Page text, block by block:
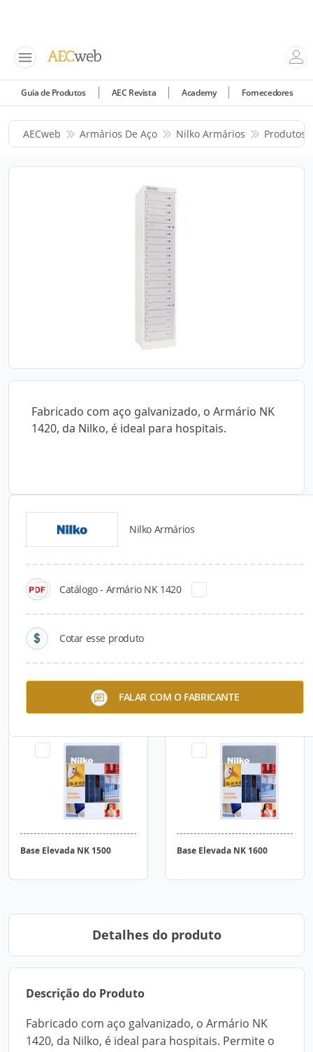
Guia de Produtos AEC Revista Academy Fornecedores
AECweb Armários De Aço Nilko Armários Produtos
Fabricado com aço galvanizado, o Armário NK
1420, da Nilko, é ideal para hospitais.
Nilko Armários
Catálogo - Armário NK 1420
Cotar esse produto
FALAR COM O FABRICANTE
Catálogos para Download
Fechamento Lateral
Base Elevada NK 1500 Base Elevada NK 1600
Detalhes do produto
Descrição do Produto
Fabricado com aço galvanizado, o Armário NK
1420, da Nilko, é ideal para hospitais. Permite o